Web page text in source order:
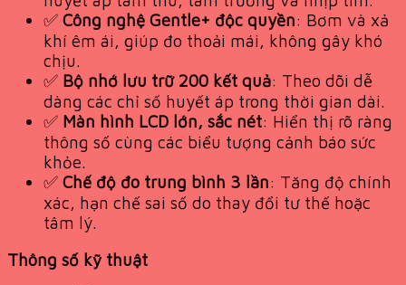
✅ Công nghệ Gentle+ độc quyền: Bơm và xả
khí êm ái, giúp đo thoải mái, không gây khó
chịu.
✅ Bộ nhớ lưu trữ 200 kết quả: Theo dõi dễ
dàng các chỉ số huyết áp trong thời gian dài.
✅ Màn hình LCD lớn, sắc nét: Hiển thị rõ ràng
thông số cùng các biểu tượng cảnh báo sức
khỏe.
✅ Chế độ đo trung bình 3 lần: Tăng độ chính
xác, hạn chế sai số do thay đổi tư thế hoặc
tâm lý.
Thông số kỹ thuật